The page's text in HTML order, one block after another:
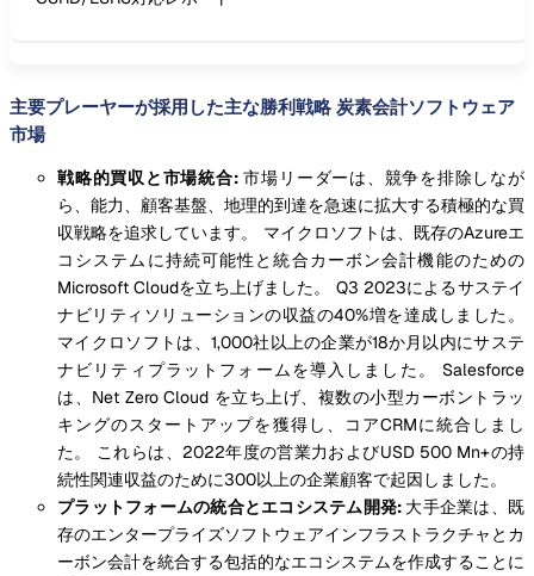
主要プレーヤーが採用した主な勝利戦略 炭素会計ソフトウェア
市場
戦略的買収と市場統合:市場リーダーは、競争を排除しなが
ら、能力、顧客基盤、地理的到達を急速に拡大する積極的な買
収戦略を追求しています。 マイクロソフトは、既存のAzureエ
コシステムに持続可能性と統合カーボン会計機能のための
Microsoft Cloudを立ち上げました。 Q3 2023によるサステイ
ナビリティソリューションの収益の40%増を達成しました。
マイクロソフトは、1,000社以上の企業が18か月以内にサステ
ナビリティプラットフォームを導入しました。 Salesforce
は、Net Zero Cloud を立ち上げ、複数の小型カーボントラッ
キングのスタートアップを獲得し、コアCRMに統合しまし
た。 これらは、2022年度の営業力およびUSD 500 Mn+の持
続性関連収益のために300以上の企業顧客で起因しました。
プラットフォームの統合とエコシステム開発: 大手企業は、既
存のエンタープライズソフトウェアインフラストラクチャとカ
ーボン会計を統合する包括的なエコシステムを作成することに